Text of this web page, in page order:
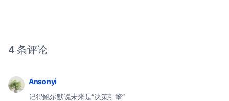
4 条评论
Ansonyi
记得鲍尔默说未来是“决策引擎”